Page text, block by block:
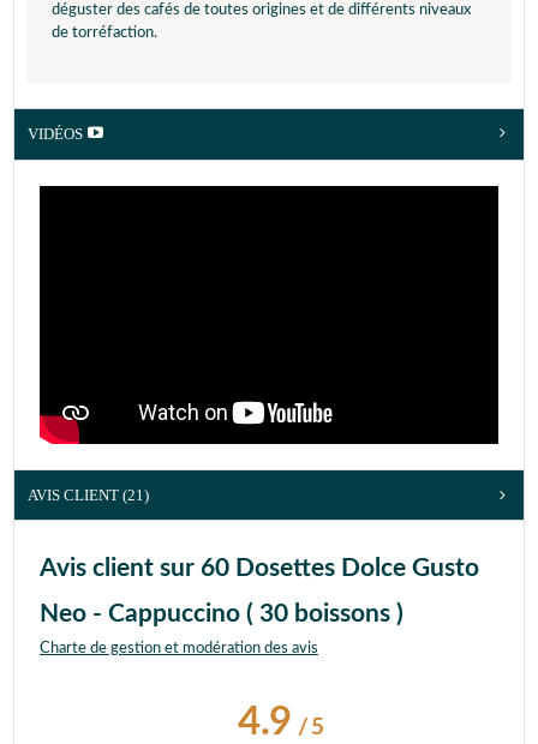
déguster des cafés de toutes origines et de différents niveaux
de torréfaction.
VIDÉOS
AVIS CLIENT (21)
Avis client sur 60 Dosettes Dolce Gusto
Neo - Cappuccino ( 30 boissons )
Charte de gestion et modération des avis
4.9/ 5